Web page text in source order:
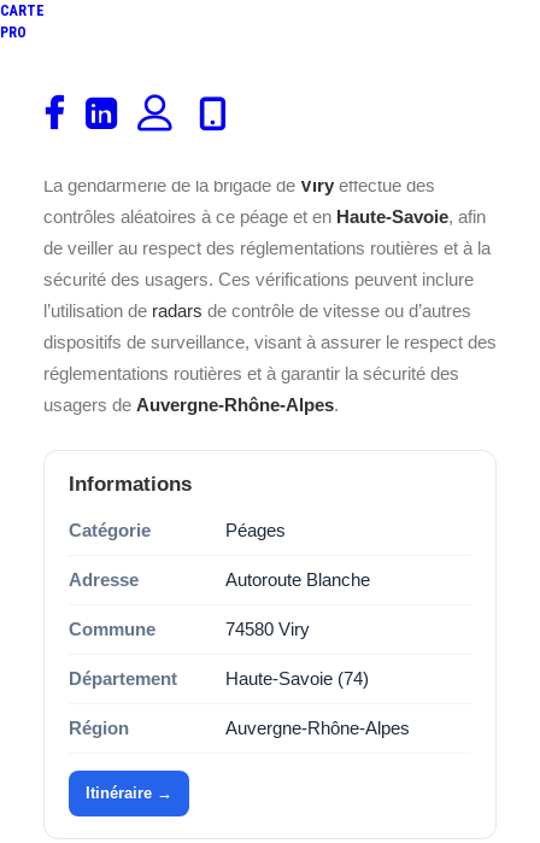
CARTE
PRO
péage, assurant ainsi un contrôle précis des entrées et
sorties.
La gendarmerie de la brigade de Viry effectue des
contrôles aléatoires à ce péage et en Haute-Savoie, afin
de veiller au respect des réglementations routières et à la
sécurité des usagers. Ces vérifications peuvent inclure
l’utilisation de radars de contrôle de vitesse ou d’autres
dispositifs de surveillance, visant à assurer le respect des
réglementations routières et à garantir la sécurité des
usagers de Auvergne-Rhône-Alpes.
Informations
Catégorie Péages
Adresse Autoroute Blanche
Commune 74580 Viry
Département Haute-Savoie (74)
Région Auvergne-Rhône-Alpes
Itinéraire →